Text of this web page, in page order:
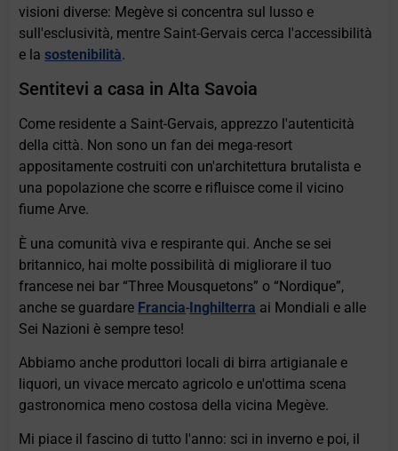
visioni diverse: Megève si concentra sul lusso e
sull'esclusività, mentre Saint-Gervais cerca l'accessibilità
e lasostenibilità.
Sentitevi a casa in Alta Savoia
Come residente a Saint-Gervais, apprezzo l'autenticità
della città. Non sono un fan dei mega-resort
appositamente costruiti con un'architettura brutalista e
una popolazione che scorre e rifluisce come il vicino
fiume Arve.
È una comunità viva e respirante qui. Anche se sei
britannico, hai molte possibilità di migliorare il tuo
francese nei bar “Three Mousquetons” o “Nordique”,
anche se guardare Francia-Inghilterra ai Mondiali e alle
Sei Nazioni è sempre teso!
Abbiamo anche produttori locali di birra artigianale e
liquori, un vivace mercato agricolo e un'ottima scena
gastronomica meno costosa della vicina Megève.
Mi piace il fascino di tutto l'anno: sci in inverno e poi, il